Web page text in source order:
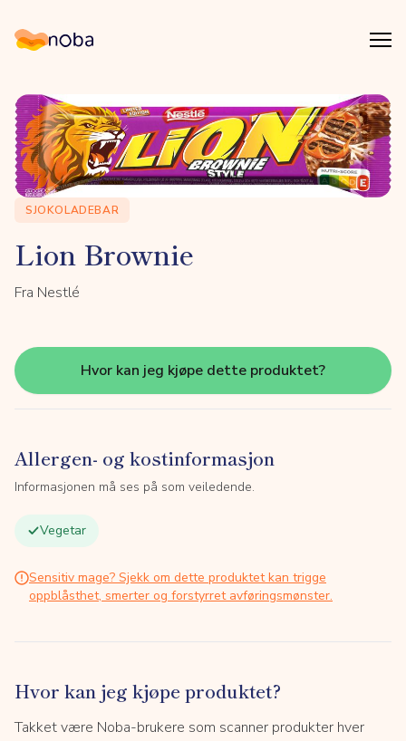
Noba
SJOKOLADEBAR
Lion Brownie
Fra Nestlé
Hvor kan jeg kjøpe dette produktet?
Allergen- og kostinformasjon
Informasjonen må ses på som veiledende.
Vegetar
Sensitiv mage? Sjekk om dette produktet kan trigge
oppblåsthet, smerter og forstyrret avføringsmønster.
Hvor kan jeg kjøpe produktet?
Takket være Noba-brukere som scanner produkter hver